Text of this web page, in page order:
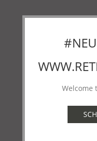
Welcome